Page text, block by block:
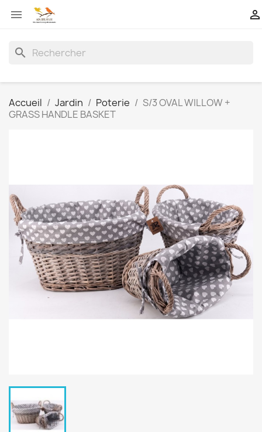
 
search
Accueil Jardin Poterie
S/3 OVAL WILLOW +
GRASS HANDLE BASKET